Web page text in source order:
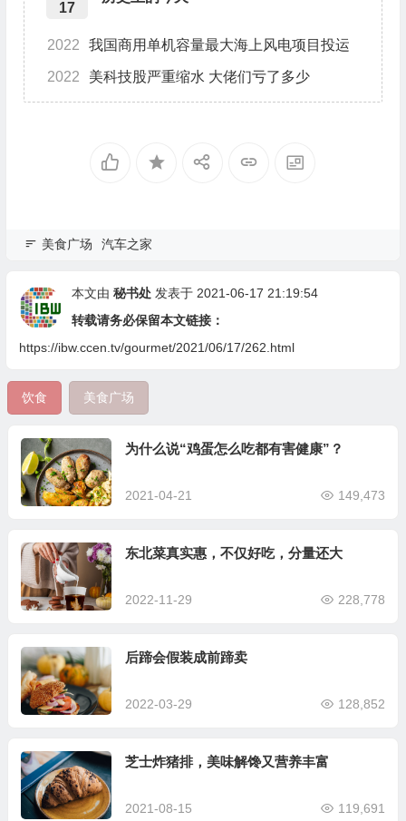
17
2022 我国商用单机容量最大海上风电项目投运
2022 美科技股严重缩水 大佬们亏了多少
美食广场 汽车之家
本文由 秘书处发表于 2021-06-17 21:19:54
转载请务必保留本文链接：
https://ibw.ccen.tv/gourmet/2021/06/17/262.html
饮食 美食广场
为什么说“鸡蛋怎么吃都有害健康”？
2021-04-21 149,473
东北菜真实惠，不仅好吃，分量还大
2022-11-29 228,778
后蹄会假装成前蹄卖
2022-03-29 128,852
芝士炸猪排，美味解馋又营养丰富
2021-08-15 119,691